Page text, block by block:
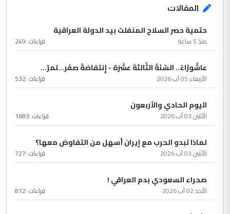
المقالات
حتمية حصر السلاح المنفلت بيد الدولة العراقية
منذ 5 ساعة قراءات :249
عاشُورْاءُ.. السّنَةُ الثّالثةَ عشَرَة - إِنتفاضةُ صفَر…تمرّ...
الأربعاء 05 آب 2026 قراءات :532
اليوم الحادي والأربعون
الأثنين 03 آب 2026 قراءات :1683
لماذا تبدو الحرب مع إيران أسهل من التفاوض معها؟
الأثنين 03 آب 2026 قراءات :727
صحراء السعودي بدم العراقي !
الأحد 02 آب 2026 قراءات :812